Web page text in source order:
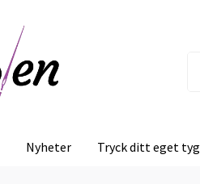
Nyheter Tryck ditt eget tyg